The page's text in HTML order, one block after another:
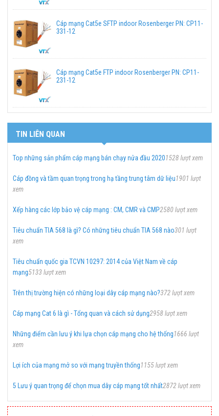
Cáp mạng Cat5e SFTP indoor Rosenberger PN: CP11-
331-12
Cáp mạng Cat5e FTP indoor Rosenberger PN: CP11-
231-12
TIN LIÊN QUAN
Top những sản phẩm cáp mạng bán chạy nửa đầu 20201528 lượt xem
Cáp đồng và tầm quan trọng trong hạ tầng trung tâm dữ liệu1901 lượt
xem
Xếp hàng các lớp bảo vệ cáp mạng : CM, CMR và CMP2580 lượt xem
Tiêu chuẩn TIA 568 là gì? Có những tiêu chuẩn TIA 568 nào301 lượt
xem
Tiêu chuẩn quốc gia TCVN 10297: 2014 của Việt Nam về cáp
mạng5133 lượt xem
Trên thị trường hiện có những loại dây cáp mạng nào?372 lượt xem
Cáp mạng Cat 6 là gì - Tổng quan và cách sử dụng2958 lượt xem
Những điểm cần lưu ý khi lựa chọn cáp mạng cho hệ thống1666 lượt
xem
Lợi ích của mạng mở so với mạng truyền thống1155 lượt xem
5 Lưu ý quan trọng để chọn mua dây cáp mạng tốt nhất2872 lượt xem